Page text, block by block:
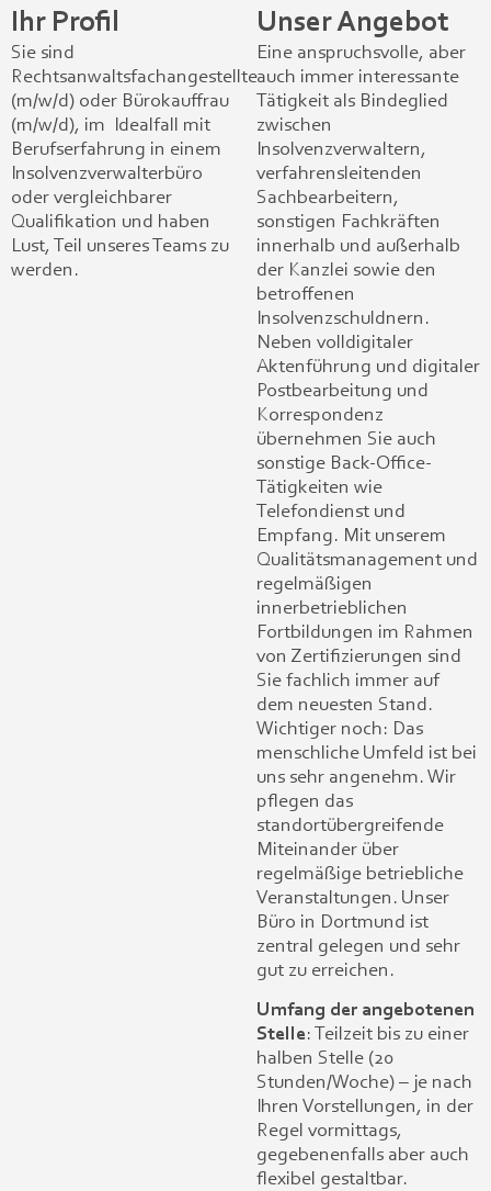
Ihr Profil
Sie sind
Rechtsanwaltsfachangestellte
(m/w/d) oder Bürokauffrau
(m/w/d), im Idealfall mit
Berufserfahrung in einem
Insolvenzverwalterbüro
oder vergleichbarer
Qualifikation und haben
Lust, Teil unseres Teams zu
werden.
Unser Angebot
Eine anspruchsvolle, aber
auch immer interessante
Tätigkeit als Bindeglied
zwischen
Insolvenzverwaltern,
verfahrensleitenden
Sachbearbeitern,
sonstigen Fachkräften
innerhalb und außerhalb
der Kanzlei sowie den
betroffenen
Insolvenzschuldnern.
Neben volldigitaler
Aktenführung und digitaler
Postbearbeitung und
Korrespondenz
übernehmen Sie auch
sonstige Back-Office-
Tätigkeiten wie
Telefondienst und
Empfang. Mit unserem
Qualitätsmanagement und
regelmäßigen
innerbetrieblichen
Fortbildungen im Rahmen
von Zertifizierungen sind
Sie fachlich immer auf
dem neuesten Stand.
Wichtiger noch: Das
menschliche Umfeld ist bei
uns sehr angenehm. Wir
pflegen das
standortübergreifende
Miteinander über
regelmäßige betriebliche
Veranstaltungen. Unser
Büro in Dortmund ist
zentral gelegen und sehr
gut zu erreichen.
Umfang der angebotenen
Stelle: Teilzeit bis zu einer
halben Stelle (20
Stunden/Woche) – je nach
Ihren Vorstellungen, in der
Regel vormittags,
gegebenenfalls aber auch
flexibel gestaltbar.